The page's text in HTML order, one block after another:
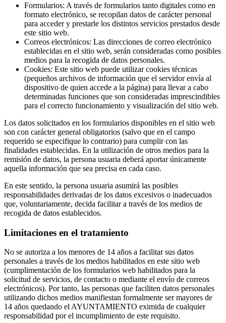
Formularios: A través de formularios tanto digitales como en
formato electrónico, se recopilan datos de carácter personal
para acceder y prestarle los distintos servicios prestados desde
este sitio web.
Correos electrónicos: Las direcciones de correo electrónico
establecidas en el sitio web, serán consideradas como posibles
medios para la recogida de datos personales.
Cookies: Este sitio web puede utilizar cookies técnicas
(pequeños archivos de información que el servidor envía al
dispositivo de quien accede a la página) para llevar a cabo
determinadas funciones que son consideradas imprescindibles
para el correcto funcionamiento y visualización del sitio web.
Los datos solicitados en los formularios disponibles en el sitio web
son con carácter general obligatorios (salvo que en el campo
requerido se especifique lo contrario) para cumplir con las
finalidades establecidas. En la utilización de otros medios para la
remisión de datos, la persona usuaria deberá aportar únicamente
aquella información que sea precisa en cada caso.
En este sentido, la persona usuaria asumirá las posibles
responsabilidades derivadas de los datos excesivos o inadecuados
que, voluntariamente, decida facilitar a través de los medios de
recogida de datos establecidos.
Limitaciones en el tratamiento
No se autoriza a los menores de 14 años a facilitar sus datos
personales a través de los medios habilitados en este sitio web
(cumplimentación de los formularios web habilitados para la
solicitud de servicios, de contacto o mediante el envío de correos
electrónicos). Por tanto, las personas que faciliten datos personales
utilizando dichos medios manifiestan formalmente ser mayores de
14 años quedando el AYUNTAMIENTO eximida de cualquier
responsabilidad por el incumplimiento de este requisito.